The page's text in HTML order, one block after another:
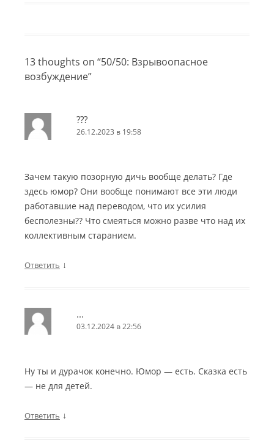
13 thoughts on “50/50: Взрывоопасное
возбуждение”
???
26.12.2023 в 19:58
Зачем такую позорную дичь вообще делать? Где
здесь юмор? Они вообще понимают все эти люди
работавшие над переводом, что их усилия
бесполезны?? Что смеяться можно разве что над их
коллективным старанием.
Ответить ↓
...
03.12.2024 в 22:56
Ну ты и дурачок конечно. Юмор — есть. Сказка есть
— не для детей.
Ответить ↓